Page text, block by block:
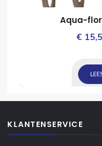
Aqua-
€
KLANTENSERVICE